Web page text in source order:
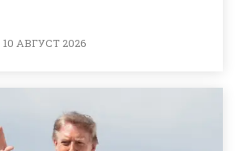
АВГУСТ 2026